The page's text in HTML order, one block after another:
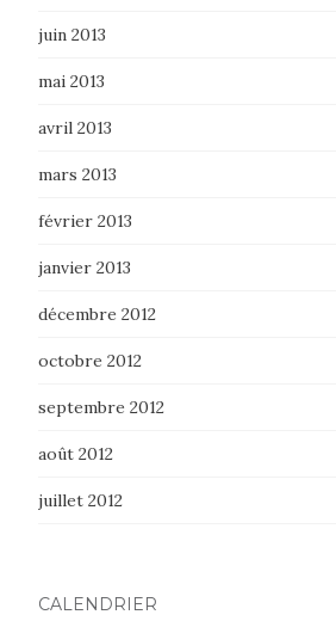
juin 2013
mai 2013
avril 2013
mars 2013
février 2013
janvier 2013
décembre 2012
octobre 2012
septembre 2012
août 2012
juillet 2012
CALENDRIER